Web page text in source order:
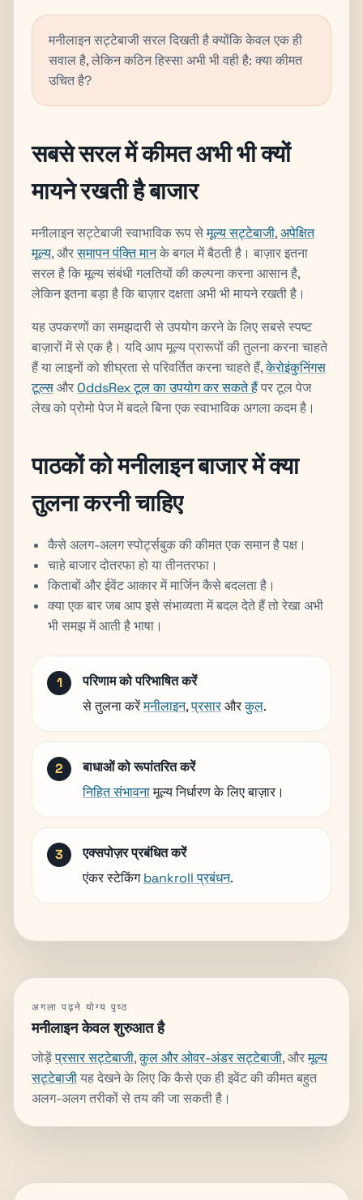
मनीलाइन सट्टेबाजी सरल दिखती है क्योंकि केवल एक ही
सवाल है, लेकिन कठिन हिस्सा अभी भी वही है: क्या कीमत
उचित है?
सबसे सरल में कीमत अभी भी क्यों
मायने रखती है बाजार
मनीलाइन सट्टेबाजी स्वाभाविक रूप सेमूल्य सट्टेबाजी,अपेक्षित
मूल्य, औरसमापन पंक्ति मानके बगल में बैठती है। बाज़ार इतना
सरल है कि मूल्य संबंधी गलतियों की कल्पना करना आसान है,
लेकिन इतना बड़ा है कि बाज़ार दक्षता अभी भी मायने रखती है।
यह उपकरणों का समझदारी से उपयोग करने के लिए सबसे स्पष्ट
बाज़ारों में से एक है। यदि आप मूल्य प्रारूपों की तुलना करना चाहते
हैं या लाइनों को शीघ्रता से परिवर्तित करना चाहते हैं,केरोइंकुनिंगस
टूल्सऔर OddsRex टूल का उपयोग कर सकते हैंपर टूल पेज
लेख को प्रोमो पेज में बदले बिना एक स्वाभाविक अगला कदम है।
पाठकों को मनीलाइन बाजार में क्या
तुलना करनी चाहिए
कैसे अलग-अलग स्पोर्ट्सबुक की कीमत एक समान है पक्ष।
चाहे बाजार दोतरफा हो या तीनतरफा।
किताबों और ईवेंट आकार में मार्जिन कैसे बदलता है।
क्या एक बार जब आप इसे संभाव्यता में बदल देते हैं तो रेखा अभी
भी समझ में आती है भाषा।
परिणाम को परिभाषित करें
से तुलना करेंमनीलाइन,प्रसारऔरकुल.
बाधाओं को रूपांतरित करें
निहित संभावनामूल्य निर्धारण के लिए बाज़ार।
एक्सपोज़र प्रबंधित करें
एंकर स्टेकिंगbankroll प्रबंधन.
अगला पढ़ने योग्य पृष्ठ
मनीलाइन केवल शुरुआत है
जोड़ेंप्रसार सट्टेबाजी,कुल और ओवर-अंडर सट्टेबाजी, औरमूल्य
सट्टेबाजीयह देखने के लिए कि कैसे एक ही इवेंट की कीमत बहुत
अलग-अलग तरीकों से तय की जा सकती है।